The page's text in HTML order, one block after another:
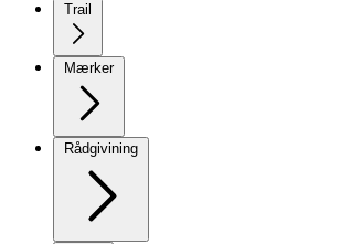
Trail
Mærker
Rådgivining